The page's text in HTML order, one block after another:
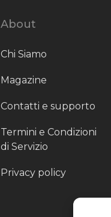
About
Chi Siamo
Magazine
Contatti e supporto
Termini e Condizioni
di Servizio
Privacy policy